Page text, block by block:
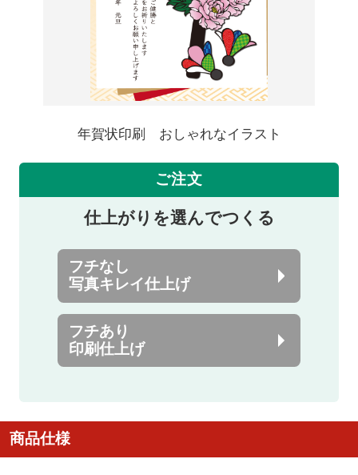
年賀状印刷 おしゃれなイラスト
ご注文
仕上がりを選んでつくる
フチなし
写真キレイ仕上げ
フチあり
印刷仕上げ
商品仕様